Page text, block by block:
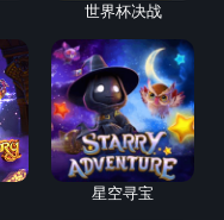
世界杯决战
星空寻宝